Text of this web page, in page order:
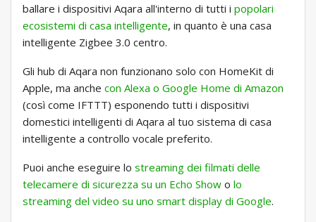
ballare i dispositivi Aqara all'interno di tutti i popolari
ecosistemi di casa intelligente, in quanto è una casa
intelligente Zigbee 3.0 centro.
Gli hub di Aqara non funzionano solo con HomeKit di
Apple, ma anche con Alexa o Google Home di Amazon
(così come IFTTT) esponendo tutti i dispositivi
domestici intelligenti di Aqara al tuo sistema di casa
intelligente a controllo vocale preferito.
Puoi anche eseguire lo streaming dei filmati delle
telecamere di sicurezza su un Echo Show o lo
streaming del video su uno smart display di Google.